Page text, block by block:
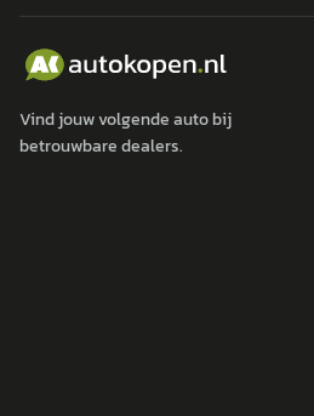
Vind jouw volgende auto bij
betrouwbare dealers.